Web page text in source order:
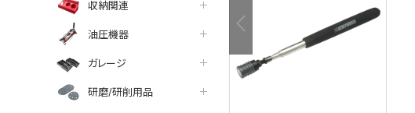
収納関連
油圧機器
ガレージ
研磨/研削用品